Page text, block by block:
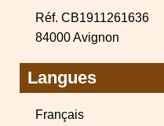
Réf. CB1911261636
84000 Avignon
Langues
Français